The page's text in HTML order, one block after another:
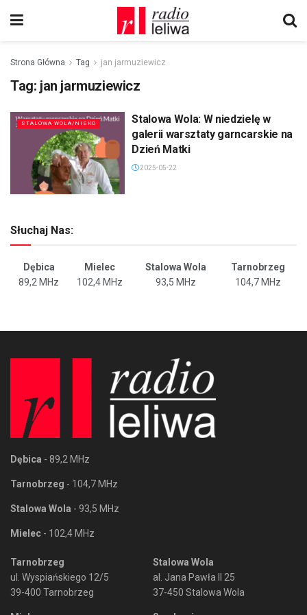
Strona Główna Tag jan jarmuziewicz
Tag: jan jarmuziewicz
STALOWA WOLA/NISKO
Stalowa Wola: W niedzielę w
galerii warsztaty garncarskie na
Dzień Matki
2025-05-22
Słuchaj Nas:
Dębica Mielec Stalowa Wola
Tarnobrzeg
89,2 MHz
102,4 MHz 93,5 MHz 104,7 MHz
Dębica - 89,2 MHz
Tarnobrzeg - 104,7 MHz
Stalowa Wola - 93,5 MHz
Mielec - 102,4 MHz
Tarnobrzeg
ul. Wyspiańskiego 12/5
39-400 Tarnobrzeg
Stalowa Wola
al. Jana Pawła II 25
37-450 Stalowa Wola